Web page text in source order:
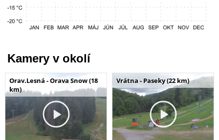
Kamery v okolí
Orav.Lesná - Orava Snow (18
km)
Vrátna - Paseky (22 km)